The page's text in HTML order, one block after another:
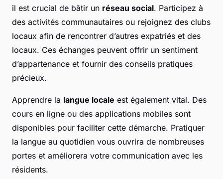
il est crucial de bâtir un réseau social. Participez à
des activités communautaires ou rejoignez des clubs
locaux afin de rencontrer d’autres expatriés et des
locaux. Ces échanges peuvent offrir un sentiment
d’appartenance et fournir des conseils pratiques
précieux.
Apprendre la langue locale est également vital. Des
cours en ligne ou des applications mobiles sont
disponibles pour faciliter cette démarche. Pratiquer
la langue au quotidien vous ouvrira de nombreuses
portes et améliorera votre communication avec les
résidents.